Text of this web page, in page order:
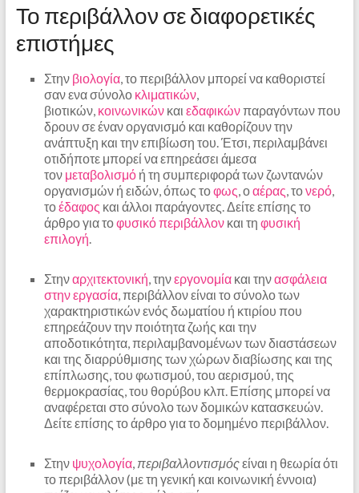
Το περιβάλλον σε διαφορετικές
επιστήμες
Στην βιολογία, το περιβάλλον μπορεί να καθοριστεί
σαν ενα σύνολο κλιματικών,
βιοτικών, κοινωνικώνκαι εδαφικώνπαραγόντων που
δρουν σε έναν οργανισμό και καθορίζουν την
ανάπτυξη και την επιβίωση του. Έτσι, περιλαμβάνει
οτιδήποτε μπορεί να επηρεάσει άμεσα
τον μεταβολισμόή τη συμπεριφορά των ζωντανών
οργανισμών ή ειδών, όπως τοφως, οαέρας, τονερό,
τοέδαφος και άλλοι παράγοντες. Δείτε επίσης το
άρθρο για τοφυσικό περιβάλλονκαι τη φυσική
επιλογή.
Στηναρχιτεκτονική, τηνεργονομίακαι τηνασφάλεια
στην εργασία, περιβάλλον είναι το σύνολο των
χαρακτηριστικών ενός δωματίου ή κτιρίου που
επηρεάζουν την ποιότητα ζωής και την
αποδοτικότητα, περιλαμβανομένων των διαστάσεων
και της διαρρύθμισης των χώρων διαβίωσης και της
επίπλωσης, του φωτισμού, του αερισμού, της
θερμοκρασίας, του θορύβου κλπ. Επίσης μπορεί να
αναφέρεται στο σύνολο των δομικών κατασκευών.
Δείτε επίσης το άρθρο για το δομημένο περιβάλλον.
Στην ψυχολογία, περιβαλλοντισμόςείναι η θεωρία ότι
το περιβάλλον (με τη γενική και κοινωνική έννοια)